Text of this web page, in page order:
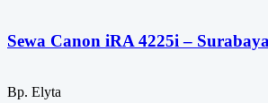
Sewa Canon iRA 4225i – Surabaya
Bp. Elyta